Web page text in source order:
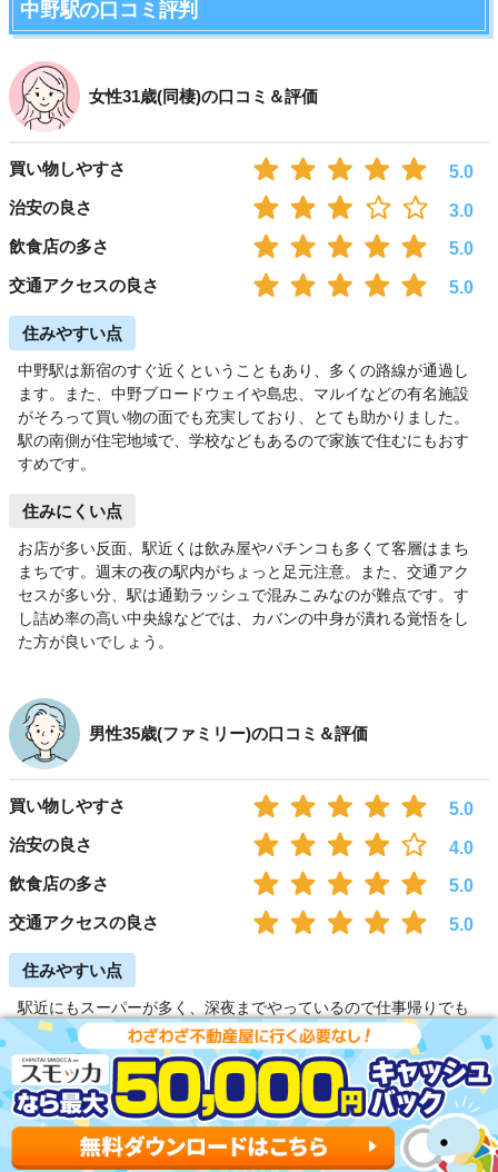
中野駅の口コミ評判
女性31歳(同棲)の口コミ＆評価
買い物しやすさ
5.0
治安の良さ
3.0
飲食店の多さ
5.0
交通アクセスの良さ
5.0
住みやすい点
中野駅は新宿のすぐ近くということもあり、多くの路線が通過し
ます。また、中野ブロードウェイや島忠、マルイなどの有名施設
がそろって買い物の面でも充実しており、とても助かりました。
駅の南側が住宅地域で、学校などもあるので家族で住むにもおす
すめです。
住みにくい点
お店が多い反面、駅近くは飲み屋やパチンコも多くて客層はまち
まちです。週末の夜の駅内がちょっと足元注意。また、交通アク
セスが多い分、駅は通勤ラッシュで混みこみなのが難点です。す
し詰め率の高い中央線などでは、カバンの中身が潰れる覚悟をし
た方が良いでしょう。
男性35歳(ファミリー)の口コミ＆評価
買い物しやすさ
5.0
治安の良さ
4.0
飲食店の多さ
5.0
交通アクセスの良さ
5.0
住みやすい点
駅近にもスーパーが多く、深夜までやっているので仕事帰りでも
時間を気にせず立ち寄れるのが良いです。飲食店も多く難民にな
ったことはありません。また、電車もJRとメトロが走っており、
いずれかの電車が止まっても他の電車を使って都心へ行けるの
で、非常に便利です。羽田空港までも、バスが出ているので旅行
好きにも嬉しい街です。